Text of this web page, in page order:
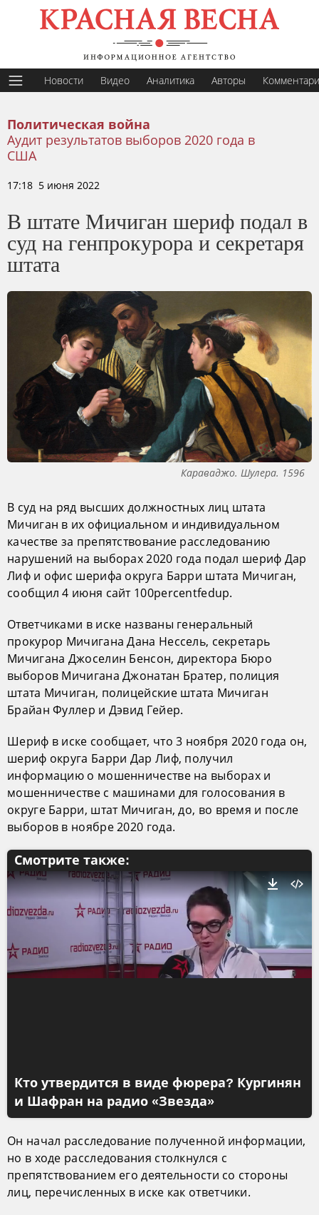
Новости Видео Аналитика Авторы
Политическая война
Аудит результатов выборов 2020 года в
США
17:18 5 июня 2022
В штате Мичиган шериф подал в
суд на генпрокурора и секретаря
штата
Караваджо. Шулера. 1596
В суд на ряд высших должностных лиц штата
Мичиган в их официальном и индивидуальном
качестве за препятствование расследованию
нарушений на выборах 2020 года подал шериф Дар
Лиф и офис шерифа округа Барри штата Мичиган,
сообщил 4 июня сайт 100percentfedup.
Ответчиками в иске названы генеральный
прокурор Мичигана Дана Нессель, секретарь
Мичигана Джоселин Бенсон, директора Бюро
выборов Мичигана Джонатан Братер, полиция
штата Мичиган, полицейские штата Мичиган
Брайан Фуллер и Дэвид Гейер.
Шериф в иске сообщает, что 3 ноября 2020 года он,
шериф округа Барри Дар Лиф, получил
информацию о мошенничестве на выборах и
мошенничестве с машинами для голосования в
округе Барри, штат Мичиган, до, во время и после
выборов в ноябре 2020 года.
Смотрите также:
Кто утвердится в виде фюрера? Кургинян
и Шафран на радио «Звезда»
Он начал расследование полученной информации,
но в ходе расследования столкнулся с
препятствованием его деятельности со стороны
лиц, перечисленных в иске как ответчики.